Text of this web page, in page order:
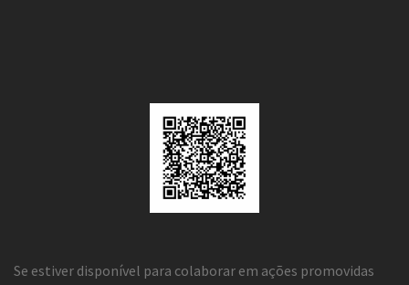
Se estiver disponível para colaborar em ações promovidas